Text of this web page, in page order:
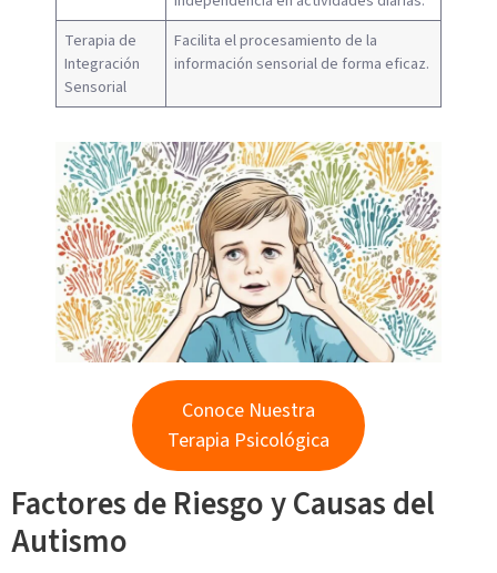
Terapia de
Integración
Sensorial
Facilita el procesamiento de la
información sensorial de forma eficaz.
Conoce Nuestra
Terapia Psicológica
Factores de Riesgo y Causas del
Autismo